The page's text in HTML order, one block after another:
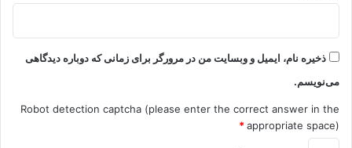
ذخیره نام، ایمیل و وبسایت من در مرورگر برای زمانی که دوباره دیدگاهی
می‌نویسم.
Robot detection captcha (please enter the correct answer in the
appropriate space)
*